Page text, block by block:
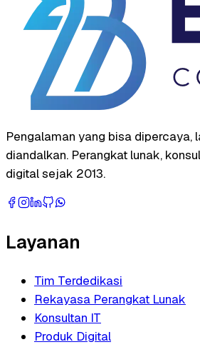
Pengalaman yang bisa dipercaya,
diandalkan. Perangkat lunak,
digital sejak 2013.
Layanan
Tim Terdedikasi
Rekayasa Perangkat Lunak
Konsultan IT
Produk Digital